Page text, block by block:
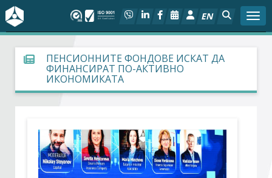
EN
За БСК
На фокус
Социален диалог
ПЕНСИОННИТЕ ФОНДОВЕ ИСКАТ ДА
ФИНАНСИРАТ ПО-АКТИВНО
ИКОНОМИКАТА